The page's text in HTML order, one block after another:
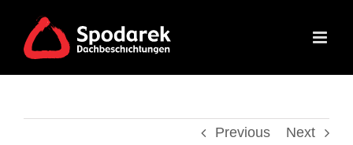
content
Previous Next